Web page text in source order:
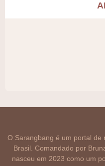
O Sarangbang é um portal de
Brasil. Comandado por
nasceu em 2023 como um